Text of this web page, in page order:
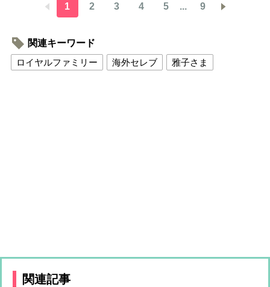
1 2 3 4 5 ... 9
関連キーワード
ロイヤルファミリー
海外セレブ 雅子さま
関連記事